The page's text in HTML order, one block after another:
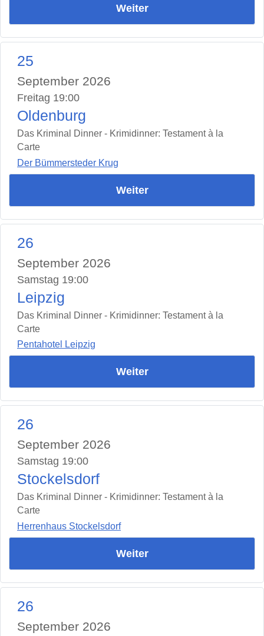
Weiter
25
September 2026
Freitag 19:00
Oldenburg
Das Kriminal Dinner - Krimidinner: Testament à la
Carte
Der Bümmersteder Krug
Weiter
26
September 2026
Samstag 19:00
Leipzig
Das Kriminal Dinner - Krimidinner: Testament à la
Carte
Pentahotel Leipzig
Weiter
26
September 2026
Samstag 19:00
Stockelsdorf
Das Kriminal Dinner - Krimidinner: Testament à la
Carte
Herrenhaus Stockelsdorf
Weiter
26
September 2026